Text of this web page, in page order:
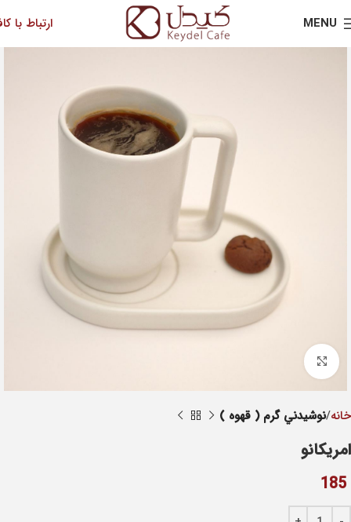
MENU ارتباط با
Click to enlarge
خانه نوشيدني گرم ( قهوه )
امریکانو
185